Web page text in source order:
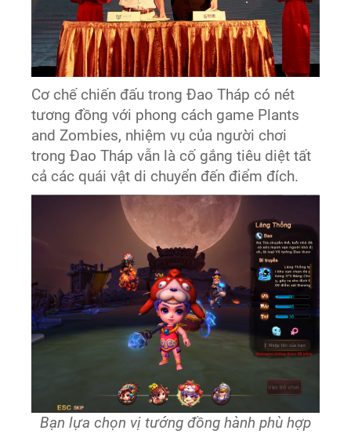
Cơ chế chiến đấu trong Đao Tháp có nét
tương đồng với phong cách game Plants
and Zombies, nhiệm vụ của người chơi
trong Đao Tháp vẫn là cố gắng tiêu diệt tất
cả các quái vật di chuyển đến điểm đích.
Bạn lựa chọn vị tướng đồng hành phù hợp